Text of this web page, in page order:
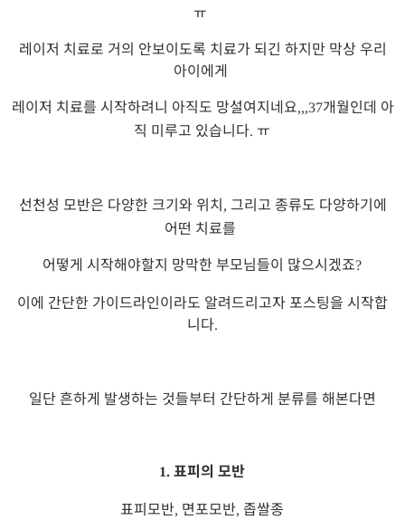
ㅠ
레이저 치료로 거의 안보이도록 치료가 되긴 하지만 막상 우리
아이에게
레이저 치료를 시작하려니 아직도 망설여지네요,,,37개월인데 아
직 미루고 있습니다.ㅠ
선천성 모반은 다양한 크기와 위치, 그리고 종류도 다양하기에
어떤 치료를
어떻게 시작해야할지 망막한 부모님들이 많으시겠죠?
이에 간단한 가이드라인이라도 알려드리고자 포스팅을 시작합
니다.
일단 흔하게 발생하는 것들부터 간단하게 분류를 해본다면
1.표피의 모반
표피모반, 면포모반,좁쌀종